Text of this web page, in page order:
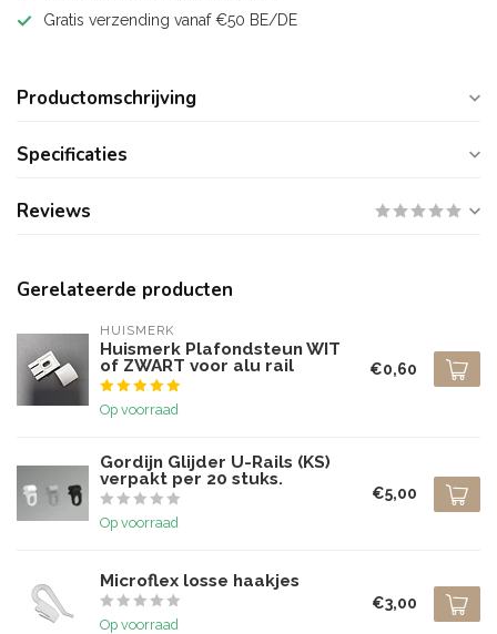
Gratis verzending vanaf €50 BE/DE
Productomschrijving
Specificaties
Reviews
Gerelateerde producten
HUISMERK
Huismerk Plafondsteun WIT
of ZWART voor alu rail
Op voorraad
€0,60
Gordijn Glijder U-Rails (KS)
verpakt per 20 stuks.
Op voorraad
€5,00
Microflex losse haakjes
Op voorraad
€3,00